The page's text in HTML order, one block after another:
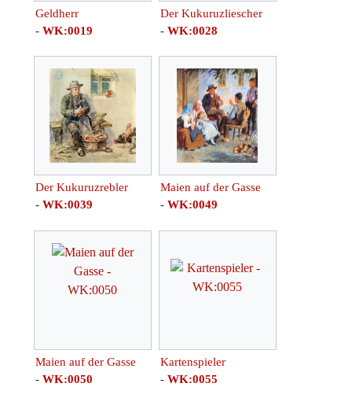
Geldherr
- WK:0019
Der Kukuruzliescher
- WK:0028
Der Kukuruzrebler
- WK:0039
Maien auf der Gasse
- WK:0049
Maien auf der Gasse
- WK:0050
Kartenspieler
- WK:0055